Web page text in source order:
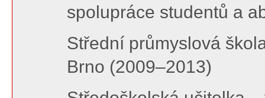
spolupráce studentů a
Střední průmyslová
Brno (2009–2013)